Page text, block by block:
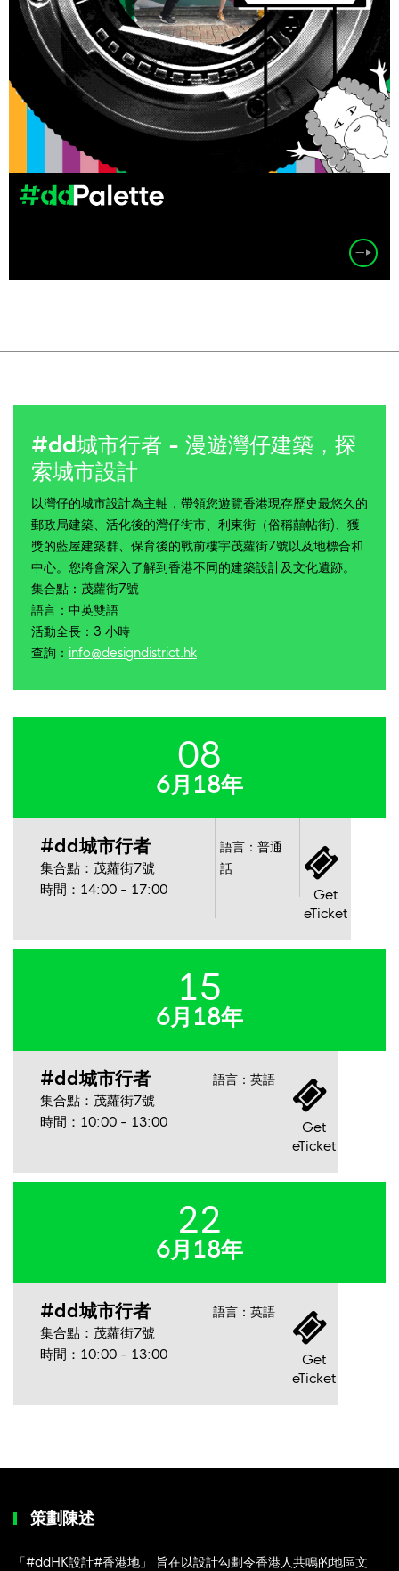
#dd城市行者 - 漫遊灣仔建築，探
索城市設計
以灣仔的城市設計為主軸，帶領您遊覽香港現存歷史最悠久的
郵政局建築、活化後的灣仔街市、利東街（俗稱囍帖街)、獲
獎的藍屋建築群、保育後的戰前樓宇茂蘿街7號以及地標合和
中心。您將會深入了解到香港不同的建築設計及文化遺跡。
集合點：茂蘿街7號
語言：中英雙語
活動全長：3 小時
查詢： info@designdistrict.hk
08
6月18年
#dd城市行者
集合點：茂蘿街7號
時間：14:00 - 17:00
語言：普通
話
Get
eTicket
15
6月18年
#dd城市行者
集合點：茂蘿街7號
時間：10:00 - 13:00
語言：英語
Get
eTicket
22
6月18年
#dd城市行者
集合點：茂蘿街7號
時間：10:00 - 13:00
語言：英語
Get
eTicket
策劃陳述
「#ddHK設計#香港地」 旨在以設計勾劃令香港人共鳴的地區文